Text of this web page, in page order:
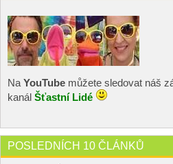
NaYouTube můžete sledovat náš
kanál Šťastní Lidé
POSLEDNÍCH 10 ČLÁNKŮ